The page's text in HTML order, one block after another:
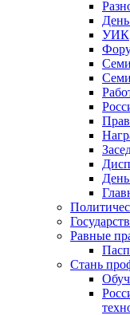
УИК
Равные
Стань